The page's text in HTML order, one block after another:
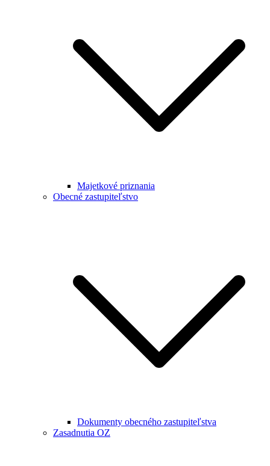
Majetkové priznania
Obecné zastupiteľstvo
Dokumenty obecného zastupiteľstva
Zasadnutia OZ